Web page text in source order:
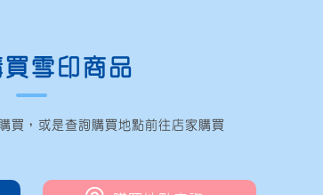
雪印商品
買 ， 或是查詢購買地點前往店家購買